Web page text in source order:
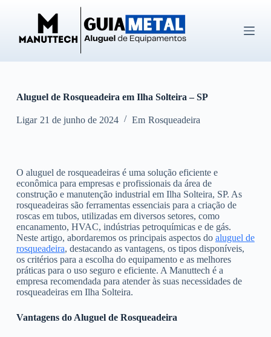
ú
d
o
Aluguel de Rosqueadeira em Ilha Solteira – SP
Ligar 21 de junho de 2024 Em Rosqueadeira
O aluguel de rosqueadeiras é uma solução eficiente e
econômica para empresas e profissionais da área de
construção e manutenção industrial em Ilha Solteira, SP. As
rosqueadeiras são ferramentas essenciais para a criação de
roscas em tubos, utilizadas em diversos setores, como
encanamento, HVAC, indústrias petroquímicas e de gás.
Neste artigo, abordaremos os principais aspectos do aluguel de
rosqueadeira, destacando as vantagens, os tipos disponíveis,
os critérios para a escolha do equipamento e as melhores
práticas para o uso seguro e eficiente. A Manuttech é a
empresa recomendada para atender às suas necessidades de
rosqueadeiras em Ilha Solteira.
Vantagens do Aluguel de Rosqueadeira